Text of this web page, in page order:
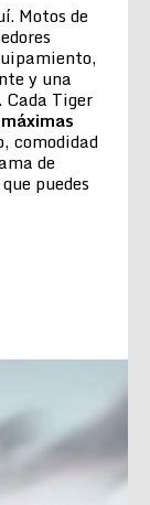
Motos de
y una
Tiger
comodidad
de
puedes